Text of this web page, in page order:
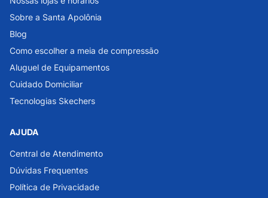
Sobre a Santa Apolônia
Blog
Como escolher a meia de compressão
Aluguel de Equipamentos
Cuidado Domiciliar
Tecnologias Skechers
AJUDA
Central de Atendimento
Dúvidas Frequentes
Política de Privacidade